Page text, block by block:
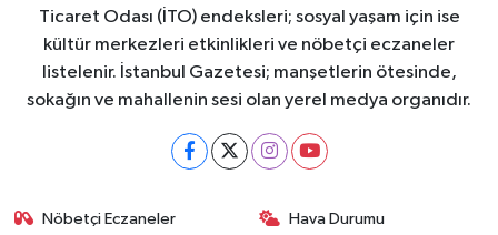
Ticaret Odası (İTO) endeksleri; sosyal yaşam için ise
kültür merkezleri etkinlikleri ve nöbetçi eczaneler
listelenir. İstanbul Gazetesi; manşetlerin ötesinde,
sokağın ve mahallenin sesi olan yerel medya organıdır.
Nöbetçi Eczaneler Hava Durumu